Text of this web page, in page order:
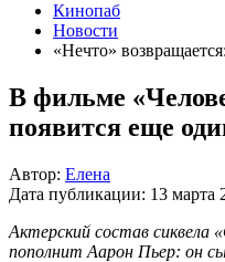
Кинопаб
Новости
«Нечто»
В фильме
появится еще
Автор: Елена
Дата публикации: 13 марта
Актерский состав сиквела
пополнит Аарон Пьер: он